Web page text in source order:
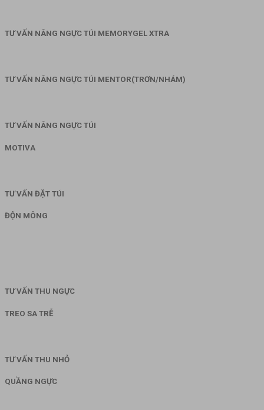
TƯ VẤN NÂNG NGỰC TÚI MEMORYGEL XTRA
TƯ VẤN NÂNG NGỰC TÚI MENTOR(TRƠN/NHÁM)
TƯ VẤN NÂNG NGỰC TÚI
MOTIVA
TƯ VẤN ĐẶT TÚI
ĐỘN MÔNG
TƯ VẤN THU NGỰC
TREO SA TRỄ
TƯ VẤN THU NHỎ
QUẦNG NGỰC